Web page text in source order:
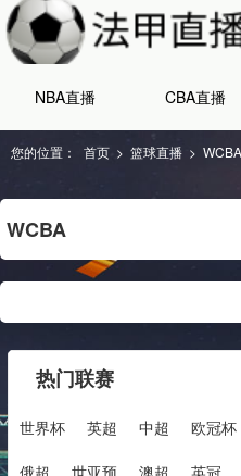
NBA直播 CBA直播
您的位置： 首页 > 篮球直播 > WCBA
WCBA
热门联赛
世界杯 英超 中超 欧冠杯